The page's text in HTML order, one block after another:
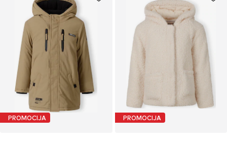
PROMOCIJA PROMOCIJA